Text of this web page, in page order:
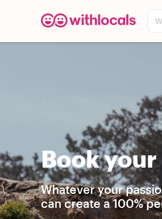
Book
Whatever your
can create a 100%